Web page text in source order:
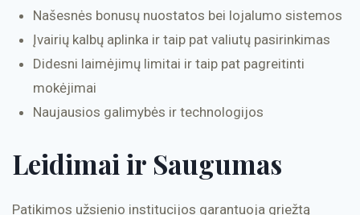
Našesnės bonusų nuostatos bei lojalumo sistemos
Įvairių kalbų aplinka ir taip pat valiutų pasirinkimas
Didesni laimėjimų limitai ir taip pat pagreitinti
mokėjimai
Naujausios galimybės ir technologijos
Leidimai ir Saugumas
Patikimos užsienio institucijos garantuoja griežtą